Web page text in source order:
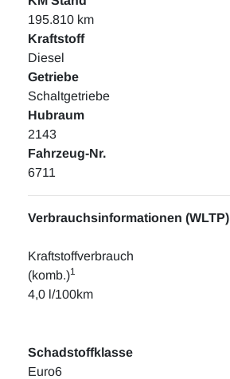
195.810 km
Kraftstoff
Diesel
Getriebe
Schaltgetriebe
Hubraum
2143
Fahrzeug-Nr.
6711
Verbrauchsinformationen (WLTP)
Kraftstoffverbrauch
(komb.)1
4,0 l/100km
Schadstoffklasse
Euro6